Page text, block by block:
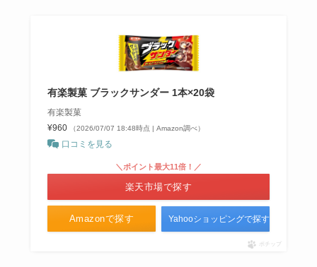
有楽製菓 ブラックサンダー 1本×20袋
有楽製菓
¥960
（2026/07/07 18:48時点 | Amazon調べ）
口コミを見る
Amazonで探す
＼ポイント最大11倍！／
楽天市場で探す
Yahooショッピングで探す
ポチップ